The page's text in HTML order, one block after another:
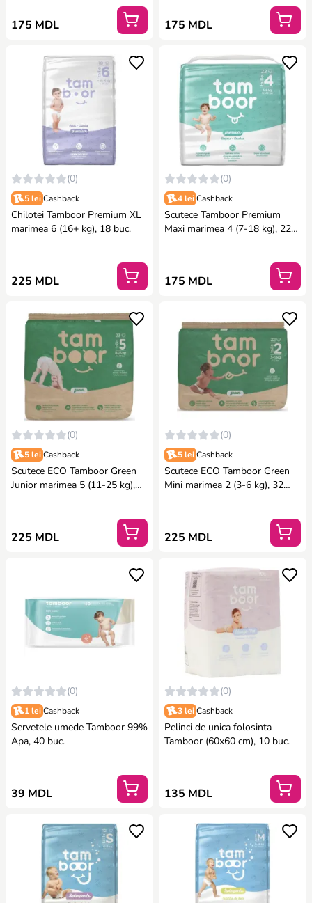
175 MDL 175 MDL
(0)
5 lei Cashback
Chilotei Tamboor Premium XL
marimea 6 (16+ kg), 18 buc.
225 MDL
(0)
4 lei Cashback
Scutece Tamboor Premium
Maxi marimea 4 (7-18 kg), 22
175 MDL
(0)
5 lei Cashback
Scutece ECO Tamboor Green
Junior marimea 5 (11-25 kg),
225 MDL
(0)
5 lei Cashback
Scutece ECO Tamboor Green
Mini marimea 2 (3-6 kg), 32
225 MDL
(0)
1 lei Cashback
Servetele umede Tamboor 99%
Apa, 40 buc.
39 MDL
(0)
3 lei Cashback
Pelinci de unica folosinta
Tamboor (60x60 cm), 10 buc.
135 MDL